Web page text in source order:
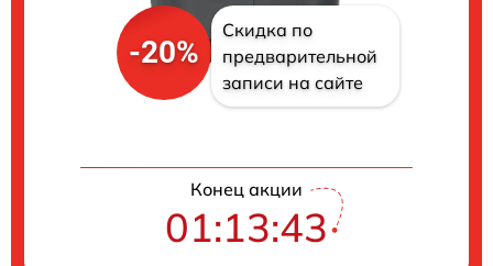
-20%
Скидка по
предварительной
записи на сайте
Конец акции
01:13:42